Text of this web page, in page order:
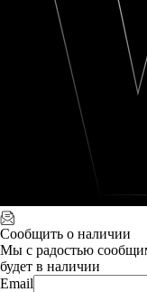
Сообщить о наличии
Мы с радостью
будет в наличии
Email